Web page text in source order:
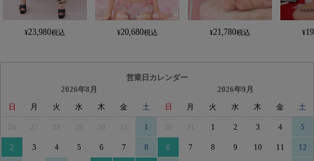
23,980 20,680 21,780
営業日カレンダー
2026年8月
日 月 火 水 木 金 土
29 30 31 1
2 3 4 5 6 7 8
2026年9月
日 月 火 水 木 金 土
30 31 1 2 3 4 5
6 7 8 9 10 11 12